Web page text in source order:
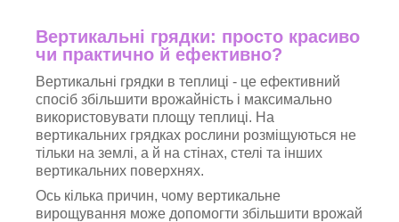
Вертикальні грядки: просто красиво
чи практично й ефективно?
Вертикальні грядки в теплиці - це ефективний
спосіб збільшити врожайність і максимально
використовувати площу теплиці. На
вертикальних грядках рослини розміщуються не
тільки на землі, а й на стінах, стелі та інших
вертикальних поверхнях.
Ось кілька причин, чому вертикальне
вирощування може допомогти збільшити врожай